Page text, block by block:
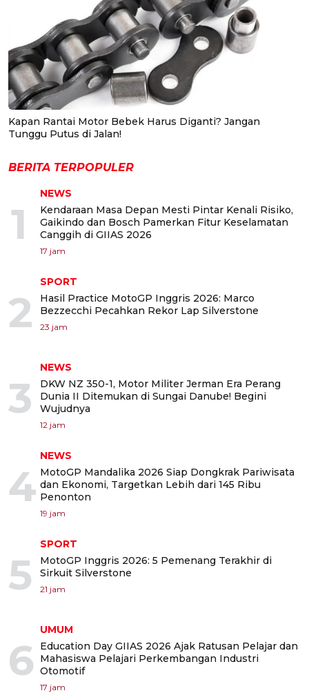
Kapan Rantai Motor Bebek Harus Diganti? Jangan
Tunggu Putus di Jalan!
BERITA TERPOPULER
1
NEWS
Kendaraan Masa Depan Mesti Pintar Kenali Risiko,
Gaikindo dan Bosch Pamerkan Fitur Keselamatan
Canggih di GIIAS 2026
17 jam
2
SPORT
Hasil Practice MotoGP Inggris 2026: Marco
Bezzecchi Pecahkan Rekor Lap Silverstone
23 jam
3
NEWS
DKW NZ 350-1, Motor Militer Jerman Era Perang
Dunia II Ditemukan di Sungai Danube! Begini
Wujudnya
12 jam
4
NEWS
MotoGP Mandalika 2026 Siap Dongkrak Pariwisata
dan Ekonomi, Targetkan Lebih dari 145 Ribu
Penonton
19 jam
5
SPORT
MotoGP Inggris 2026: 5 Pemenang Terakhir di
Sirkuit Silverstone
21 jam
6
UMUM
Education Day GIIAS 2026 Ajak Ratusan Pelajar dan
Mahasiswa Pelajari Perkembangan Industri
Otomotif
17 jam